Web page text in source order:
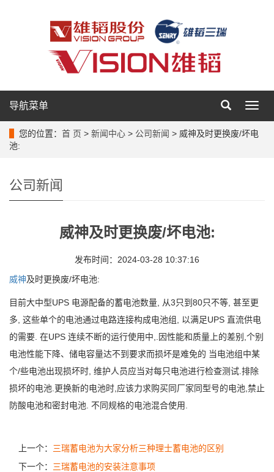
导
菜
导航菜单
您的位置： 首 页 > 新闻中心 > 公司新闻 > 威神及时更换废/坏电
池:
公司新闻
威神及时更换废/坏电池:
发布时间：2024-03-28 10:37:16
威神及时更换废/坏电池:
目前大中型UPS 电源配备的蓄电池数量, 从3只到80只不等, 甚至更
多, 这些单个的电池通过电路连接构成电池组, 以满足UPS 直流供电
的需要. 在UPS 连续不断的运行使用中,.因性能和质量上的差别,个别
电池性能下降、储电容量达不到要求而损坏是难免的 当电池组中某
个/些电池出现损坏时, 维护人员应当对每只电池进行检查测试.排除
损坏的电池.更换新的电池时,应该力求购买同厂家同型号的电池,禁止
防酸电池和密封电池. 不同规格的电池混合使用.
上一个： 三瑞蓄电池为大家分析三种理士蓄电池的区别
下一个： 三瑞蓄电池的安装注意事项